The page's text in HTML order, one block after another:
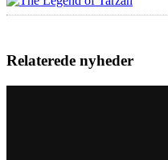
Relaterede nyheder